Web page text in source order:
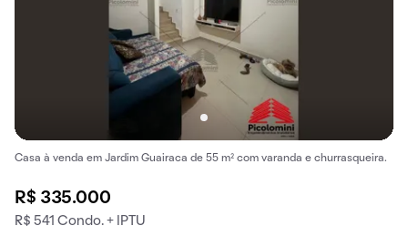
Casa à venda em Jardim Guairaca de 55 m² com varanda e churrasqueira.
R$ 335.000
R$ 541 Condo. + IPTU